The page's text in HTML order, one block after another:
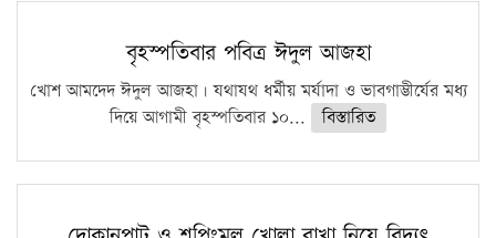
বৃহস্পতিবার পবিত্র ঈদুল আজহা
খোশ আমদেদ ঈদুল আজহা। যথাযথ ধর্মীয় মর্যাদা ও ভাবগাম্ভীর্যের মধ্য
দিয়ে আগামী বৃহস্পতিবার ১০...
বিস্তারিত